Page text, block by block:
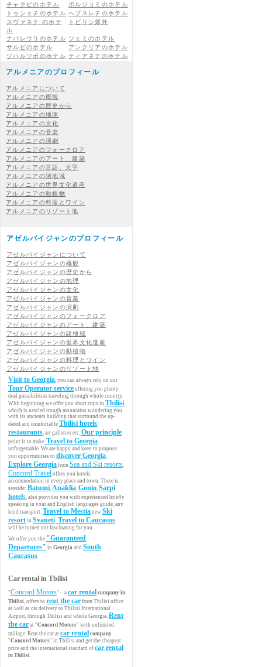
チャクビのホテル
ボルジョミのホテル
トゥシェチのホテル ヘブスレチのホテル
スヴァネチ のホテ
ル
トビリシ郊外
ナパレウリのホテル ツェミのホテル
サルピのホテル
アンクリアのホテル
ツハルツボのホテル ティアネチのホテル
アルメニアのプロフィール
アルメニアについて
アルメニアの概観
アルメニアの歴史から
アルメニアの地理
アルメニアの文化
アルメニアの音楽
アルメニアの演劇
アルメニアのフォークロア
アルメニアのアート、建築
アルメニアの言語、文字
アルメニアの諸地域
アルメニアの世界文化遺産
アルメニアの動植物
アルメニアの料理とワイン
アルメニアのリゾート地
アゼルバイジャンのプロフィール
アゼルバイジャンについて
アゼルバイジャンの概観
アゼルバイジャンの歴史から
アゼルバイジャンの地理
アゼルバイジャンの文化
アゼルバイジャンの音楽
アゼルバイジャンの演劇
アゼルバイジャンのフォークロア
アゼルバイジャンのアート、建築
アゼルバイジャンの諸地域
アゼルバイジャンの世界文化遺産
アゼルバイジャンの動植物
アゼルバイジャンの料理とワイン
アゼルバイジャンのリゾート地
Visit to Georgia, you can always rely on our
Tour Operator service offering you plenty
deal possibilities traveling through whole country.
With beginning we offer you short trips in Tbilisi,
which is nestled trough mountains wondering you
with its ancients building that surround the up-
dated and comfortable Tbilisi hotels,
restaurants, art galleries etc. Our principle
point is to make Travel to Georgia
unforgettable. We are happy and keen to propose
you opportunities to discover Georgia.
Explore Georgia from Sea and Ski resorts.
Concord Travel offers you hotels
accommodation in every place and town. There is
seaside: Batumi, Anaklia, Gonio, Sarpi
hotels, also provides you with experienced briefly
speaking in your and English languages guide, any
kind transport. Travel to Mestia new Ski
resort in Svaneti. Travel to Caucasus
will be turned out fascinating for you.
We offer you the "Guaranteed
Departures" in Georgia and South
Caucasus
Car rental in Tbilisi
"Concord Motors" – a car rental company in
Tbilisi, offers to rent the car from Tbilisi office
as well as car delivery to Tbilisi International
Airport, through Tbilisi and whole Georgia. Rent
the car at "Concord Motors" with unlimited
millage. Rent the car at car rental company
"Concord Motors" in Tbilisi and get the cheapest
price and the international standard of car rental
in Tbilisi.